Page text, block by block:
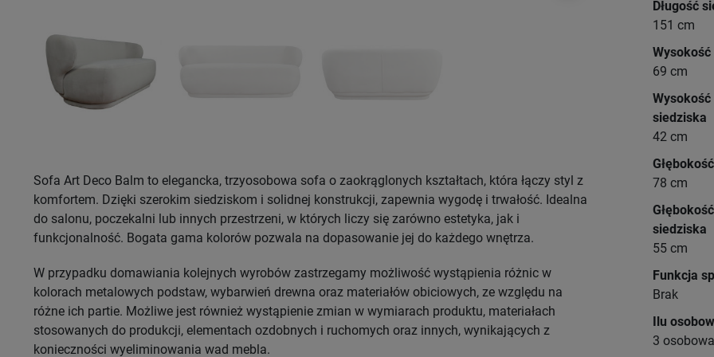
Sofa Art Deco Balm to elegancka, trzyosobowa sofa o zaokrąglonych kształtach, która łączy styl z
komfortem. Dzięki szerokim siedziskom i solidnej konstrukcji, zapewnia wygodę i trwałość. Idealna
do salonu, poczekalni lub innych przestrzeni, w których liczy się zarówno estetyka, jak i
funkcjonalność. Bogata gama kolorów pozwala na dopasowanie jej do każdego wnętrza.
W przypadku domawiania kolejnych wyrobów zastrzegamy możliwość wystąpienia różnic w
kolorach metalowych podstaw, wybarwień drewna oraz materiałów obiciowych, ze względu na
różne ich partie. Możliwe jest również wystąpienie zmian w wymiarach produktu, materiałach
stosowanych do produkcji, elementach ozdobnych i ruchomych oraz innych, wynikających z
konieczności wyeliminowania wad mebla.
Długość
151 cm
Wysokość
69 cm
Wysokość
siedziska
42 cm
Głębokość
78 cm
Głębokość
siedziska
55 cm
Funkcja
Brak
Ilu
3 osobowa